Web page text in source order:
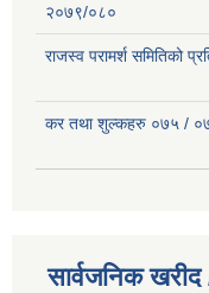
२०७९/०८०
राजस्व परामर्श समितिको
कर तथा शुल्कहरु ०७५ /
सार्वजनिक